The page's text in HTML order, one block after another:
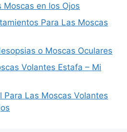
Moscas en los Ojos
Para Las Moscas
o Moscas Oculares
Volantes Estafa – Mi
Las Moscas Volantes